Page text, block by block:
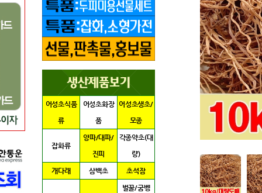
어성초식품
류
어성초화장
품
어성초생초/
모종
잡화류
양파/대파/
진피
각종약초(대
량)
개다래 삼백초 초석잠
벌꿀/굼벵